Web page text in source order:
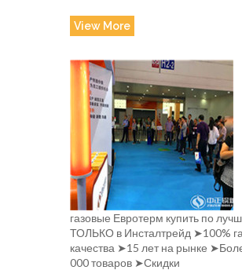
View More
газовые Евротерм купить по
ТОЛЬКО в Инсталтрейд ➤100%
качества ➤15 лет на рынке
000 товаров ➤Скидки